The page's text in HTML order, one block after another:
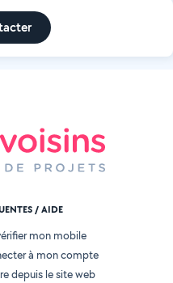
/ AIDE
mon mobile
à mon compte
depuis le site web